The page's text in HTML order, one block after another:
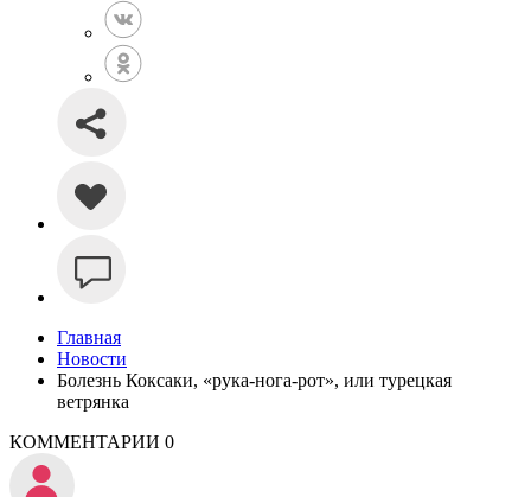
Главная
Новости
Болезнь Коксаки, «рука-нога-рот», или турецкая
ветрянка
КОММЕНТАРИИ 0